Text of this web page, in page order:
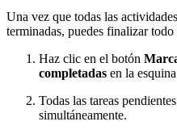
Una vez que todas las
terminadas, puedes finalizar
Haz clic en el botón
completadas en la
Todas las tareas
simultáneamente.